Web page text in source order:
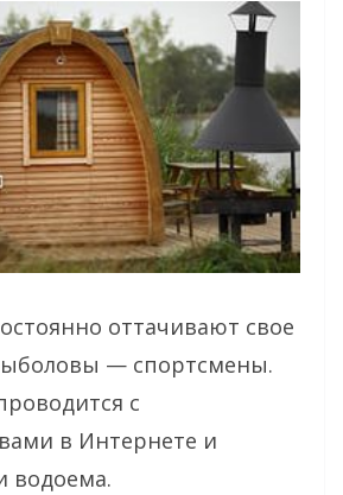
оттачивают свое
— спортсмены.
с
в Интернете и
водоема.